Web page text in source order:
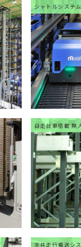
シャトルシステ
自走台車搭載 無
天井走行搬送シ